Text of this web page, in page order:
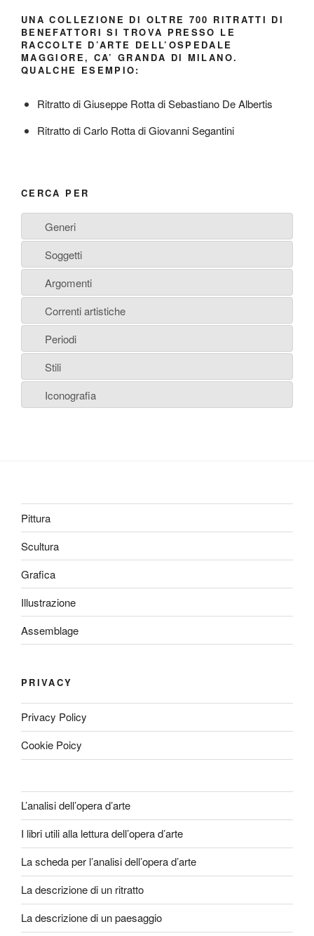
UNA COLLEZIONE DI OLTRE 700 RITRATTI DI
BENEFATTORI SI TROVA PRESSO LE
RACCOLTE D’ARTE DELL’OSPEDALE
MAGGIORE, CA’ GRANDA DI MILANO.
QUALCHE ESEMPIO:
Ritratto di Giuseppe Rotta di Sebastiano De Albertis
Ritratto di Carlo Rotta di Giovanni Segantini
CERCA PER
Generi
Soggetti
Argomenti
Correnti artistiche
Periodi
Stili
Iconografia
Pittura
Scultura
Grafica
Illustrazione
Assemblage
PRIVACY
Privacy Policy
Cookie Poicy
L’analisi dell’opera d’arte
I libri utili alla lettura dell’opera d’arte
La scheda per l’analisi dell’opera d’arte
La descrizione di un ritratto
La descrizione di un paesaggio